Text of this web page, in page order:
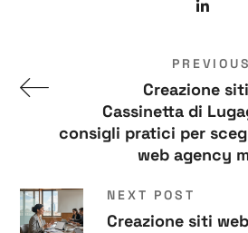
Creazione
Cassinetta di
consigli pratici per
web agency
NEXT POST
Creazione siti